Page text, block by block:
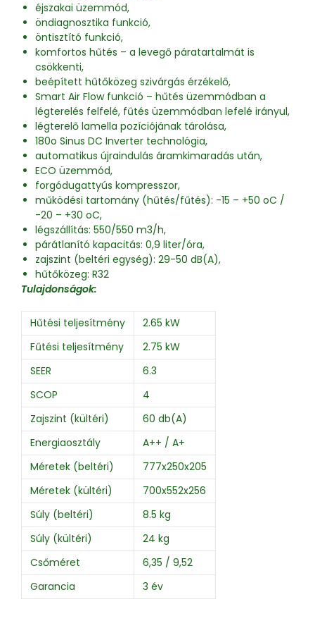
éjszakai üzemmód,
öndiagnosztika funkció,
öntisztító funkció,
komfortos hűtés – a levegő páratartalmát is
csökkenti,
beépített hűtőközeg szivárgás érzékelő,
Smart Air Flow funkció – hűtés üzemmódban a
légterelés felfelé, fűtés üzemmódban lefelé irányul,
légterelő lamella pozíciójának tárolása,
180o Sinus DC Inverter technológia,
automatikus újraindulás áramkimaradás után,
ECO üzemmód,
forgódugattyús kompresszor,
működési tartomány (hűtés/fűtés): -15 – +50 oC /
-20 – +30 oC,
légszállítás: 550/550 m3/h,
párátlanító kapacitás: 0,9 liter/óra,
zajszint (beltéri egység): 29-50 dB(A),
hűtőközeg: R32
Tulajdonságok:
Hűtési teljesítmény
2.65 kW
Fűtési teljesítmény
2.75 kW
SEER
6.3
SCOP
4
Zajszint (kültéri)
60 db(A)
Energiaosztály
A++ / A+
Méretek (beltéri)
777x250x205
Méretek (kültéri)
700x552x256
Súly (beltéri)
8.5 kg
Súly (kültéri)
24 kg
Csőméret
6,35 / 9,52
Garancia
3 év